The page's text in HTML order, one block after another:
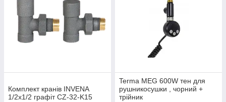
Комплект кранів INVENA
1/2х1/2 графіт CZ-32-K15
Terma MEG 600W тен для
рушникосушки , чорний +
трійник